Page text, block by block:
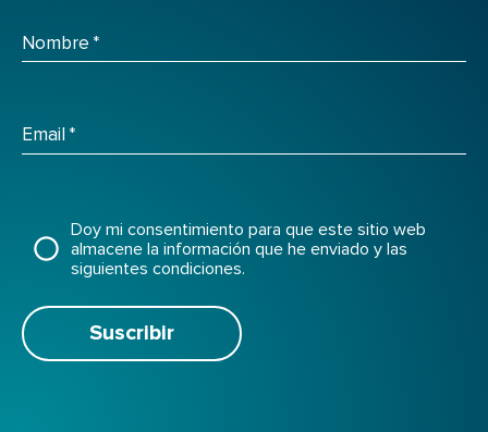
Nombre *
Email *
Doy mi consentimiento para que este sitio web
almacene la información que he enviado y las
siguientes condiciones.
Suscribir